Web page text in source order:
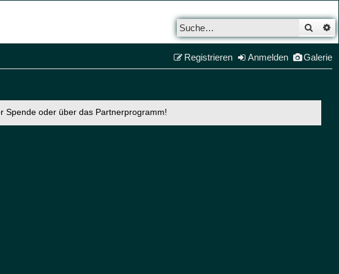
Galerie
Anmelden
Registrieren
Spende oder über das Partnerprogramm!